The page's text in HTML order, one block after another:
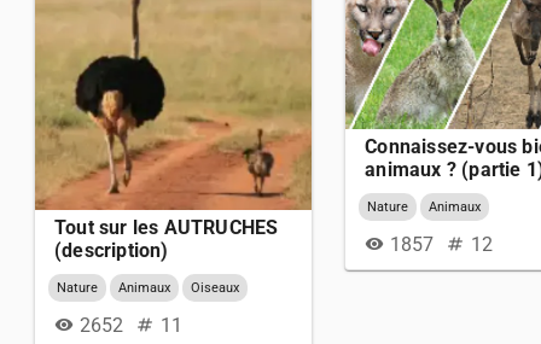
Tout sur les AUTRUCHES
(description)
Nature Animaux Oiseaux
visibility 2652 numbers 11
Connaissez-vous
animaux ? (partie
Nature Animaux
visibility 1857 numbers 12